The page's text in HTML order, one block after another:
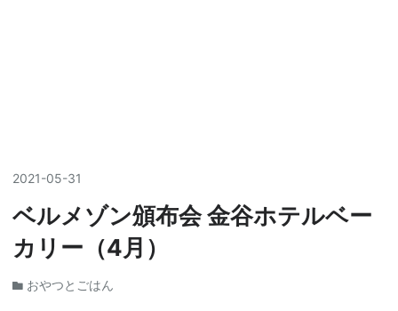
2021-05-31
ベルメゾン頒布会 金谷ホテルベー
カリー（4月）
おやつとごはん